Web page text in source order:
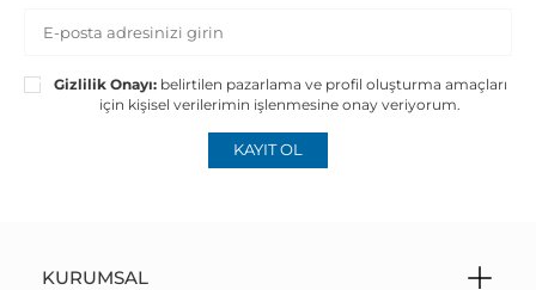
Gizlilik Onayı:belirtilen pazarlama ve profil oluşturma amaçları
için kişisel verilerimin işlenmesine onay veriyorum.
KAYIT OL
KURUMSAL